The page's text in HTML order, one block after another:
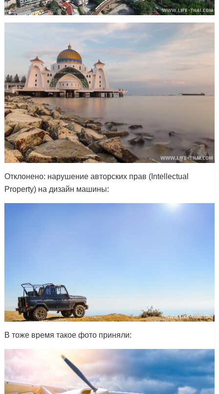
Отклонено: нарушение авторских прав (Intellectual
Property) на дизайн машины:
В тоже время такое фото приняли: